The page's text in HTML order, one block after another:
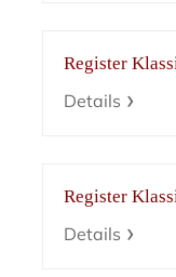
Register
Details
Register
Details